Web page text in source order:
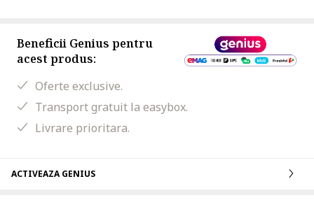
Beneficii Genius pentru
acest produs:
Oferte exclusive.
Transport gratuit la easybox.
Livrare prioritara.
ACTIVEAZA GENIUS